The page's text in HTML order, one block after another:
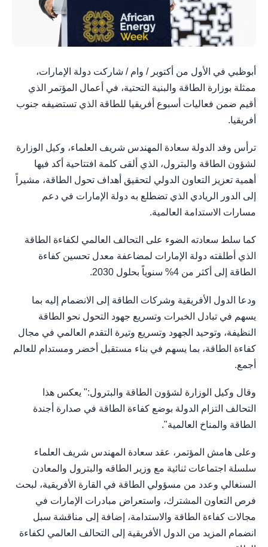
أبوظبي في الأول من أكتوبر / وام / شاركت دولة الإمارات،
ممثلة بوزارة الطاقة والبنية التحتية، في أعمال المؤتمر الذي
أقيم ضمن فعاليات أسبوع أفريقيا للطاقة الذي تستضيفه جنوب
أفريقيا.
ترأس وفد الدولة سعادة المهندس شريف العلماء، وكيل الوزارة
لشؤون الطاقة والبترول، الذي ألقى كلمة افتتاحية أكد فيها
أهمية تعزيز التعاون الدولي لتحقيق أهداف تحول الطاقة، مشيراً
إلى الدور الريادي الذي تضطلع به دولة الإمارات في دعم
مسارات الاستدامة العالمية.
كما سلط سعادته الضوء على التحالف العالمي لكفاءة الطاقة
الذي أطلقته دولة الإمارات لمضاعفة معدل تحسين كفاءة
الطاقة إلى أكثر من 4% سنوياً بحلول 2030.
ودعا الدول الأفريقية وشركات الطاقة إلى الانضمام إليه بما
يسهم في تبادل الخبرات وتسريع جهود التحول نحو الطاقة
النظيفة، وتوحيد الجهود وتسريع وتيرة التقدم العالمي في مجال
كفاءة الطاقة، بما يسهم في بناء مستقبل أخضر ومستدام للعالم
أجمع.
وقال وكيل الوزارة لشؤون الطاقة والبترول:" يعكس هذا
التحالف التزام الدولة بوضع كفاءة الطاقة في صدارة أجندة
الطاقة والمناخ العالمية".
وعلى هامش المؤتمر، عقد سعادة المهندس شريف العلماء
سلسلة اجتماعات ثنائية مع وزير الطاقه والبترول والمعادن
السنغالي وعدد من مسؤولي الطاقة في القارة الأفريقية، لبحث
فرص التعاون المشترك، واستعراض مبادرات الإمارات في
مجالات كفاءة الطاقة والاستدامة، إضافة إلى مناقشة سبل
انضمام المزيد من الدول الأفريقية إلى التحالف العالمي لكفاءة